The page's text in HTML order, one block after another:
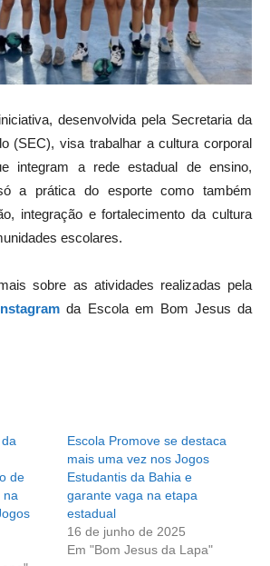
desenvolvida pela Secretaria da
(SEC), visa trabalhar a cultura corporal
integram a rede estadual de ensino,
a prática do esporte como também
integração e fortalecimento da cultura
escolares.
sobre as atividades realizadas pela
da Escola em Bom Jesus da
de
na
Escola Promove se destaca
mais uma vez nos Jogos
Estudantis da Bahia e
garante vaga na etapa
estadual
16 de junho de 2025
Em "Bom Jesus da Lapa"